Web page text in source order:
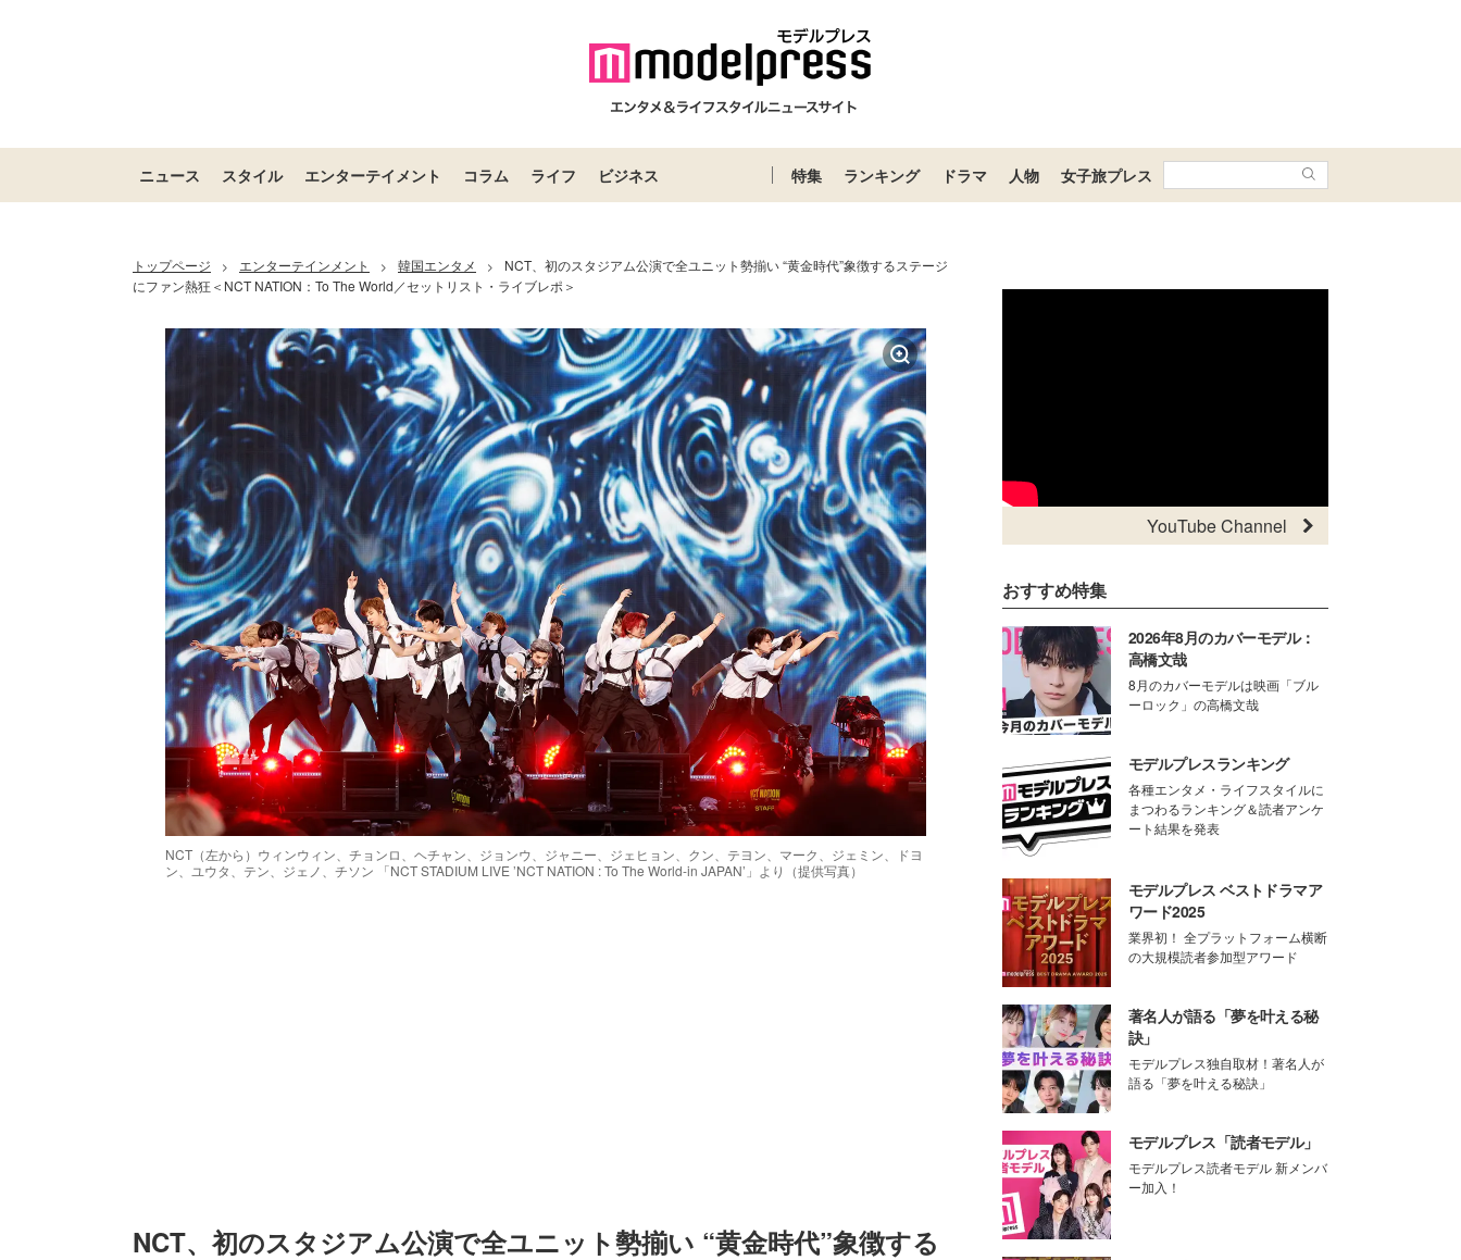
ニュース スタイル エンターテイメント コラム ライフ ビジネス 特集 ランキング ドラマ 人物 女子旅プレス
トップページ > エンターテインメント > 韓国エンタメ >
NCT、初のスタジアム公演で全ユニット勢揃い “黄金時代”象徴するステージ
にファン熱狂＜NCT NATION：To The World／セットリスト・ライブレポ＞
NCT（左から）ウィンウィン、チョンロ、ヘチャン、ジョンウ、ジャニー、ジェヒョン、クン、テヨン、マーク、ジェミン、ドヨ
ン、ユウタ、テン、ジェノ、チソン 「NCT STADIUM LIVE ’NCT NATION : To The World-in JAPAN’」より（提供写真）
NCT、初のスタジアム公演で全ユニット勢揃い “黄金時代”象徴する
YouTube Channel
おすすめ特集
2026年8月のカバーモデル：
高橋文哉
8月のカバーモデルは映画「ブル
ーロック」の高橋文哉
モデルプレスランキング
各種エンタメ・ライフスタイルに
まつわるランキング＆読者アンケ
ート結果を発表
モデルプレス ベストドラマア
ワード2025
業界初！ 全プラットフォーム横断
の大規模読者参加型アワード
著名人が語る「夢を叶える秘
訣」
モデルプレス独自取材！著名人が
語る「夢を叶える秘訣」
モデルプレス「読者モデル」
モデルプレス読者モデル 新メンバ
ー加入！